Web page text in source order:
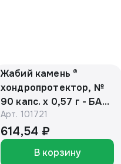
Жабий камень ®
хондропротектор, №
90 капс. х 0,57 г - БАД,
банка (ЕАС)
Арт. 101721
614,54 ₽
В корзину